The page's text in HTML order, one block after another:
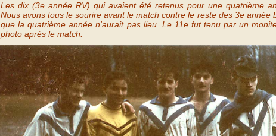
Les dix (3e année RV) qui avaient été retenus pour une quatrième
Nous avons tous le sourire avant le match contre le reste des 3e année
que la quatrième année n'aurait pas lieu. Le 11e fut tenu par un
photo après le match.